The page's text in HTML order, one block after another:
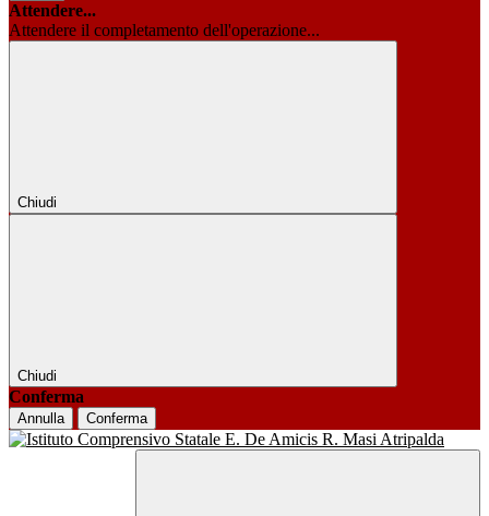
Attendere...
Attendere il completamento dell'operazione...
Chiudi
Chiudi
Conferma
Annulla Conferma